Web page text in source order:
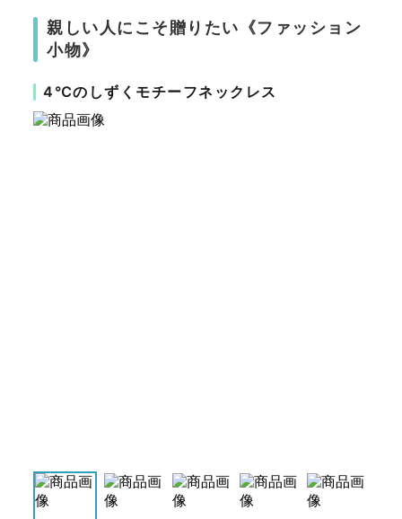
親しい人にこそ贈りたい《ファッション
小物》
4℃のしずくモチーフネックレス